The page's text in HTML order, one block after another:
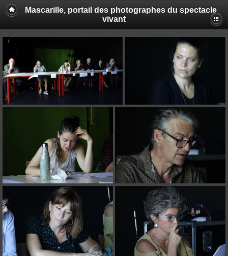
Mascarille, portail des photographes du spectacle
vivant